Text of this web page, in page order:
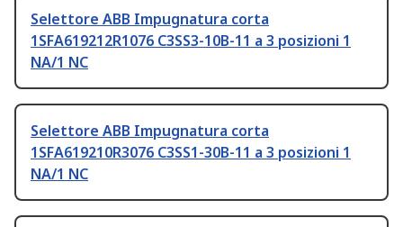
Selettore ABB Impugnatura corta
1SFA619212R1076 C3SS3-10B-11 a 3 posizioni 1
NA/1 NC
Selettore ABB Impugnatura corta
1SFA619210R3076 C3SS1-30B-11 a 3 posizioni 1
NA/1 NC